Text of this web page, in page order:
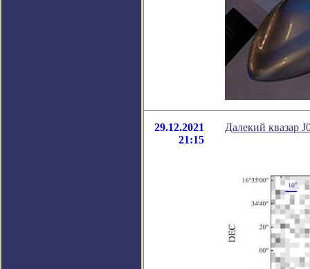
29.12.2021
21:15
Далекий квазар